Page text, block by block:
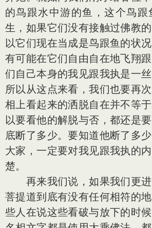
的鸟跟水中游的鱼，这个鸟跟
生，如果它们没有接触过佛教
以它们现在当成是鸟跟鱼的状
有可能在它们自由自在地飞翔
们自己本身的我见跟我执是一丝
所以从这点来看，我们也要再
相上看起来的洒脱自在并不等
以要看他的解脱与否，都还是
底断了多少。要知道他断了多
大家，一定要对我见跟我执的
楚。
再来我们说，如果我们更进
菩提道到底有没有任何相符的
些人在说这些看破与放下的时